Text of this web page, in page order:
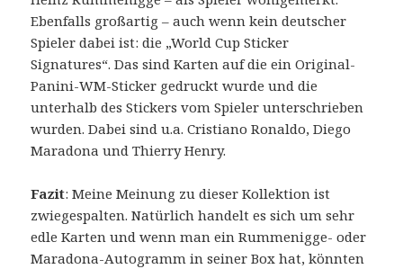
Ebenfalls großartig – auch wenn kein deutscher
Spieler dabei ist: die „World Cup Sticker
Signatures“. Das sind Karten auf die ein Original-
Panini-WM-Sticker gedruckt wurde und die
unterhalb des Stickers vom Spieler unterschrieben
wurden. Dabei sind u.a. Cristiano Ronaldo, Diego
Maradona und Thierry Henry.
Fazit: Meine Meinung zu dieser Kollektion ist
zwiegespalten. Natürlich handelt es sich um sehr
edle Karten und wenn man ein Rummenigge- oder
Maradona-Autogramm in seiner Box hat, könnten